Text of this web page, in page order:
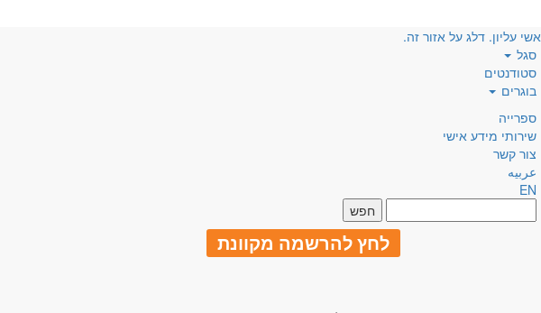
עליון. דלג על אזור זה.
סגל
סטודנטים
בוגרים
ספרייה
שירותי מידע אישי
צור קשר
عربيه
EN
לחץ להרשמה מקוונת